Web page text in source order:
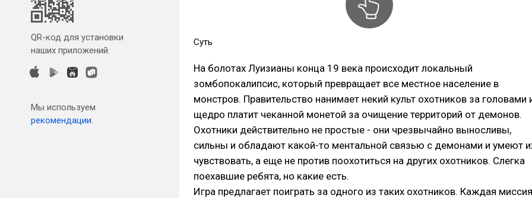
QR-код для установки
наших приложений.
Мы используем
рекомендации.
Суть
На болотах Луизианы конца 19 века происходит локальный
зомбопокалипсис, который превращает все местное население в
монстров. Правительство нанимает некий культ охотников за головами
щедро платит чеканной монетой за очищение территорий от демонов.
Охотники действительно не простые - они чрезвычайно выносливы,
сильны и обладают какой-то ментальной связью с демонами и умеют
чувствовать, а еще не против поохотиться на других охотников. Слегка
поехавшие ребята, но какие есть.
Игра предлагает поиграть за одного из таких охотников. Каждая миссия